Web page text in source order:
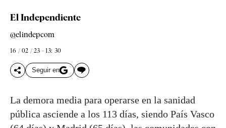
El Independiente
@elindepcom
16 / 02 / 23 - 13: 30
Seguir en
La demora media para operarse en la sanidad
pública asciende a los 113 días, siendo País Vasco